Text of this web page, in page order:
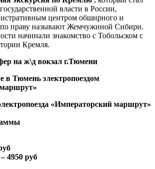
власти в России,
центром обширного и
по праву называют Жемчужиной Сибири.
начинали знакомство с Тобольском с
Кремля.
на ж\д вокзал г.Тюмени
в Тюмень электропоездом
«Императорский маршрут»
4950 руб